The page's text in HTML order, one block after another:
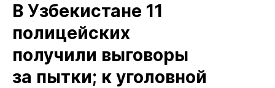
В Узбекистане 11
полицейских
получили выговоры
за пытки; к уголовной